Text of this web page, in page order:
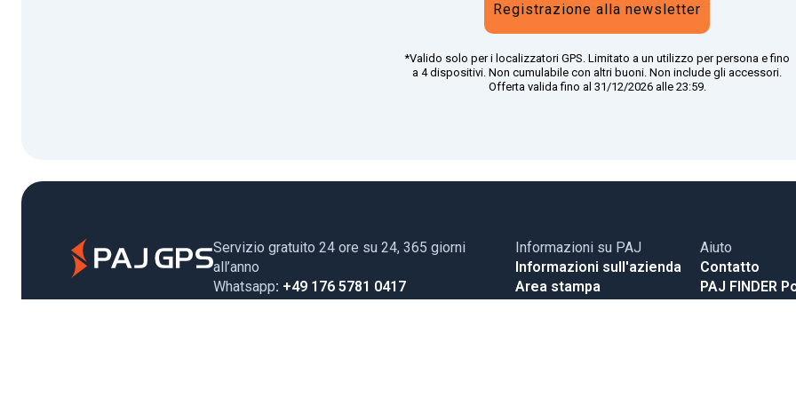
Registrazione alla newsletter
*Valido solo per i localizzatori GPS. Limitato a un utilizzo per persona e fino
a 4 dispositivi. Non cumulabile con altri buoni. Non include gli accessori.
Offerta valida fino al 31/12/2026 alle 23:59.
Servizio gratuito 24 ore su 24, 365 giorni
all’anno
Whatsapp: +49 176 5781 0417
Informazioni su PAJ
Informazioni sull'azienda
Area stampa
Aiuto
Contatto
PAJ FINDER